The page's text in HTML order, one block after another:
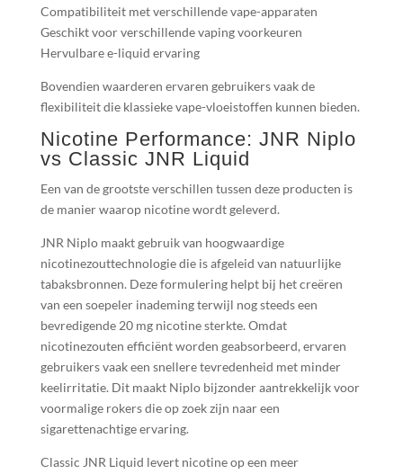
Compatibiliteit met verschillende vape-apparaten
Geschikt voor verschillende vaping voorkeuren
Hervulbare e-liquid ervaring
Bovendien waarderen ervaren gebruikers vaak de
flexibiliteit die klassieke vape-vloeistoffen kunnen bieden.
Nicotine Performance: JNR Niplo
vs Classic JNR Liquid
Een van de grootste verschillen tussen deze producten is
de manier waarop nicotine wordt geleverd.
JNR Niplo maakt gebruik van hoogwaardige
nicotinezouttechnologie die is afgeleid van natuurlijke
tabaksbronnen. Deze formulering helpt bij het creëren
van een soepeler inademing terwijl nog steeds een
bevredigende 20 mg nicotine sterkte. Omdat
nicotinezouten efficiënt worden geabsorbeerd, ervaren
gebruikers vaak een snellere tevredenheid met minder
keelirritatie. Dit maakt Niplo bijzonder aantrekkelijk voor
voormalige rokers die op zoek zijn naar een
sigarettenachtige ervaring.
Classic JNR Liquid levert nicotine op een meer